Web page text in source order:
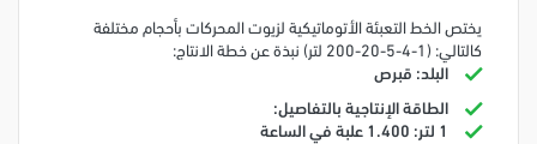
يختص الخط التعبئة الأتوماتيكية لزيوت المحركات بأحجام مختلفة
كالتالي: (1-4-5-20-200 لتر) نبذة عن خطة الانتاج:
البلد: قبرص
الطاقة الإنتاجية بالتفاصيل:
1 لتر: 1.400 علبة في الساعة